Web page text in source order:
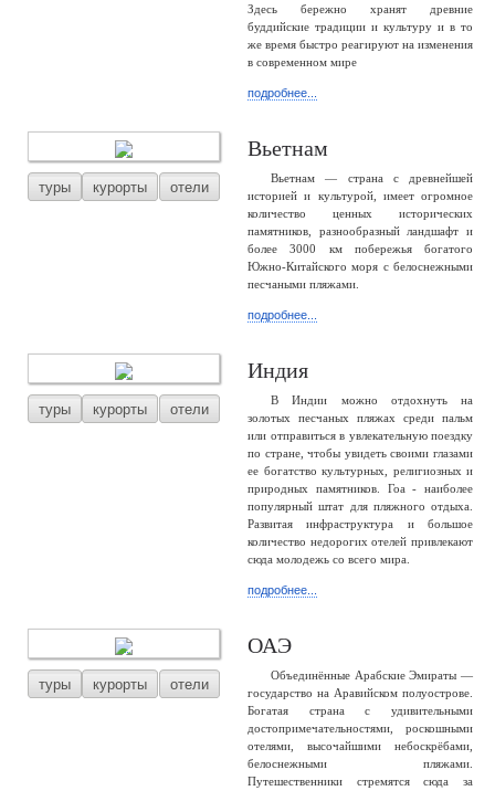
Здесь бережно хранят древние
буддийские традиции и культуру и в то
же время быстро реагируют на изменения
в современном мире
подробнее...
туры курорты отели
Вьетнам
Вьетнам — страна с древнейшей
историей и культурой, имеет огромное
количество ценных исторических
памятников, разнообразный ландшафт и
более 3000 км побережья богатого
Южно-Китайского моря с белоснежными
песчаными пляжами.
подробнее...
туры курорты отели
Индия
В Индии можно отдохнуть на
золотых песчаных пляжах среди пальм
или отправиться в увлекательную поездку
по стране, чтобы увидеть своими глазами
ее богатство культурных, религиозных и
природных памятников. Гоа - наиболее
популярный штат для пляжного отдыха.
Развитая инфраструктура и большое
количество недорогих отелей привлекают
сюда молодежь со всего мира.
подробнее...
туры курорты отели
ОАЭ
Объединённые Арабские Эмираты —
государство на Аравийском полуострове.
Богатая страна с удивительными
достопримечательностями, роскошными
отелями, высочайшими небоскрёбами,
белоснежными пляжами.
Путешественники стремятся сюда за